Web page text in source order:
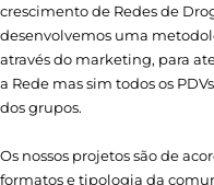
crescimento de Redes de
desenvolvemos uma
através do marketing, para
a Rede mas sim todos os
dos grupos.
Os nossos projetos são de
formatos e tipologia da